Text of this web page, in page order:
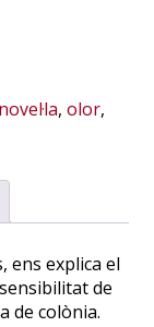
novel·la,olor,
ens explica el
de
de colònia.